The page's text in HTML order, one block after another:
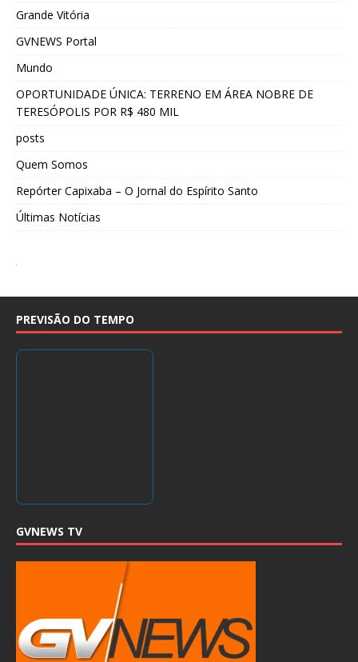
Grande Vitória
GVNEWS Portal
Mundo
OPORTUNIDADE ÚNICA: TERRENO EM ÁREA NOBRE DE
TERESÓPOLIS POR R$ 480 MIL
posts
Quem Somos
Repórter Capixaba – O Jornal do Espírito Santo
Últimas Notícias
PREVISÃO DO TEMPO
GVNEWS TV